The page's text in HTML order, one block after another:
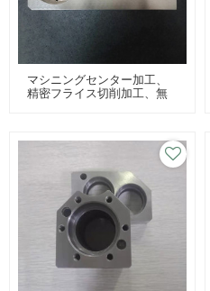
マシニングセンター加工、
精密フライス切削加工、無